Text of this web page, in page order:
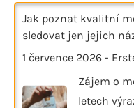
Jak poznat kvalitní
sledovat jen jejich
1 července 2026 -
Zájem o
letech